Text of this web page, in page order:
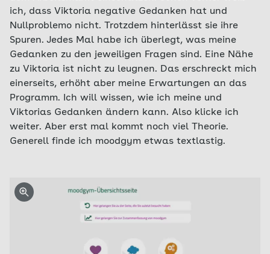
ich, dass Viktoria negative Gedanken hat und
Nullproblemo nicht. Trotzdem hinterlässt sie ihre
Spuren. Jedes Mal habe ich überlegt, was meine
Gedanken zu den jeweiligen Fragen sind. Eine Nähe
zu Viktoria ist nicht zu leugnen. Das erschreckt mich
einerseits, erhöht aber meine Erwartungen an das
Programm. Ich will wissen, wie ich meine und
Viktorias Gedanken ändern kann. Also klicke ich
weiter. Aber erst mal kommt noch viel Theorie.
Generell finde ich moodgym etwas textlastig.